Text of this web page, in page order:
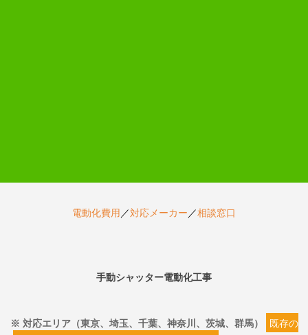
電動化費用 ／対応メーカー ／相談窓口
手動シャッター電動化工事
※ 対応エリア（東京、埼玉、千葉、神奈川、茨城、群馬）
既存の